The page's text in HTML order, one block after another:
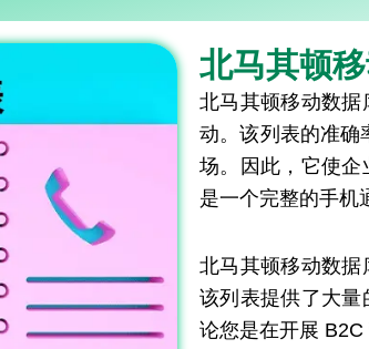
北马其顿
北马其顿移动数
动。该列表的准确
场。因此，它使企
是一个完整的手机
北马其顿移动数据
该列表提供了大
论您是在开展